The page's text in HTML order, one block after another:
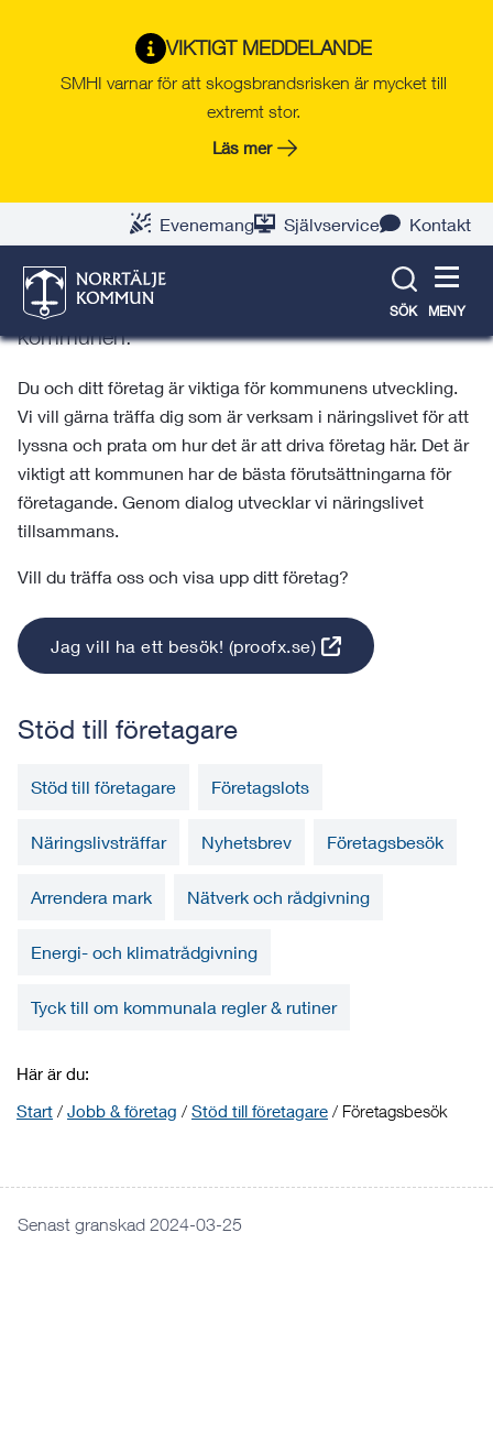
VIKTIGT MEDDELANDE
SMHI varnar för att skogsbrandsrisken är mycket till
extremt stor.
Läs mer
Evenemang Självservice Kontakt
SÖK MENY
Jobb & företag
Företagsbesök
För oss är det viktigt att utveckla det lokala
företagsklimatet och lyssna på vad du som
företagare tycker är viktigt, för att det ska bli
ännu bättre och enklare att driva företag i
kommunen.
Du och ditt företag är viktiga för kommunens utveckling.
Vi vill gärna träffa dig som är verksam i näringslivet för att
lyssna och prata om hur det är att driva företag här. Det är
viktigt att kommunen har de bästa förutsättningarna för
företagande. Genom dialog utvecklar vi näringslivet
tillsammans.
Vill du träffa oss och visa upp ditt företag?
Jag vill ha ett besök! (proofx.se)
Stöd till företagare
Stöd till företagare Företagslots
Näringslivsträffar Nyhetsbrev Företagsbesök
Arrendera mark Nätverk och rådgivning
Energi- och klimatrådgivning
Tyck till om kommunala regler & rutiner
Här är du:
Start / Jobb & företag / Stöd till företagare / Företagsbesök
Senast granskad 2024-03-25